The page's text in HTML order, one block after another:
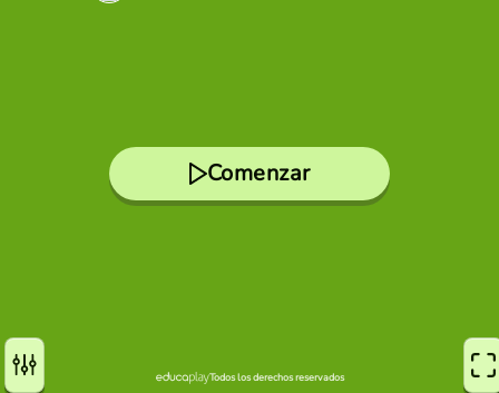
Comenzar
Todos los derechos reservados